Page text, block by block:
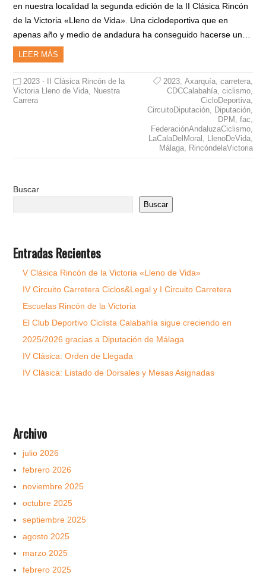
en nuestra localidad la segunda edición de la II Clásica Rincón
de la Victoria «Lleno de Vida». Una ciclodeportiva que en
apenas año y medio de andadura ha conseguido hacerse un…
LEER MÁS
2023 - II Clásica Rincón de la
Victoria Lleno de Vida Nuestra
Carrera
2023, Axarquía, carretera,
CDCCalabahía, ciclismo,
CicloDeportiva,
CircuitoDiputación, Diputación,
DPM fac
FederaciónAndaluzaCiclismo,
LaCalaDelMoral
LlenoDeVida,
Málaga, RincóndelaVictoria
Buscar
Buscar
Entradas Recientes
V Clásica Rincón de la Victoria «Lleno de Vida»
IV Circuito Carretera Ciclos&Legal y I Circuito Carretera
Escuelas Rincón de la Victoria
El Club Deportivo Ciclista Calabahía sigue creciendo en
2025/2026 gracias a Diputación de Málaga
IV Clásica: Orden de Llegada
IV Clásica: Listado de Dorsales y Mesas Asignadas
Archivo
julio 2026
febrero 2026
noviembre 2025
octubre 2025
septiembre 2025
agosto 2025
marzo 2025
febrero 2025